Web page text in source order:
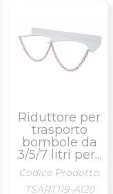
Riduttore per
trasporto
bombole da
3/5/7 litri per...
Codice Prodotto:
TSART119-A120